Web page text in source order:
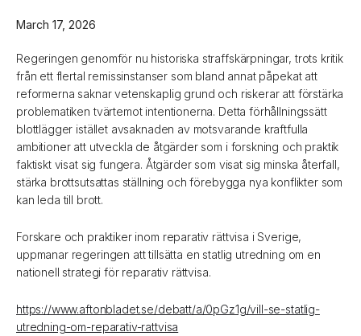
March 17, 2026
Regeringen genomför nu historiska straffskärpningar, trots kritik
från ett flertal remissinstanser som bland annat påpekat att
reformerna saknar vetenskaplig grund och riskerar att förstärka
problematiken tvärtemot intentionerna. Detta förhållningssätt
blottlägger istället avsaknaden av motsvarande kraftfulla
ambitioner att utveckla de åtgärder som i forskning och praktik
faktiskt visat sig fungera. Åtgärder som visat sig minska återfall,
stärka brottsutsattas ställning och förebygga nya konflikter som
kan leda till brott.
Forskare och praktiker inom reparativ rättvisa i Sverige,
uppmanar regeringen att tillsätta en statlig utredning om en
nationell strategi för reparativ rättvisa.
https://www.aftonbladet.se/debatt/a/0pGz1g/vill-se-statlig-
utredning-om-reparativ-rattvisa